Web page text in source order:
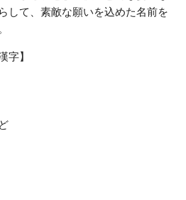
して、素敵な願いを込めた名前を
字】